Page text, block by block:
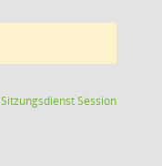
SitzungsdienstSession(Wird in